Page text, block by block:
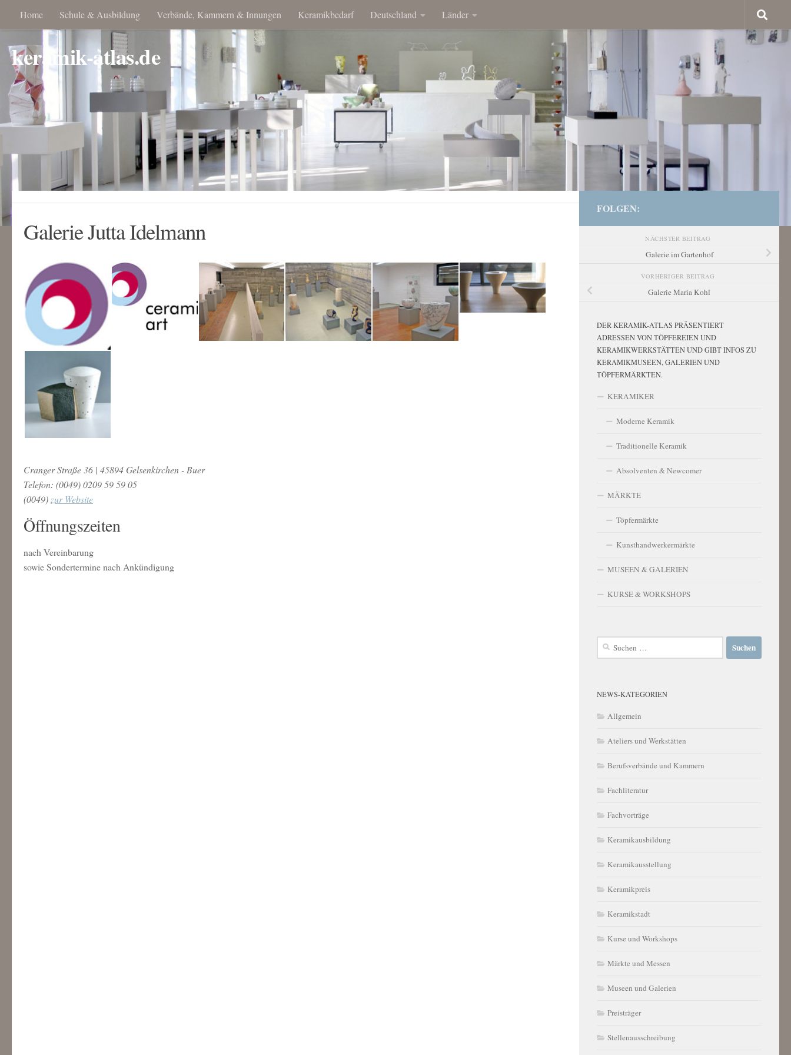
Home Schule & Ausbildung Verbände, Kammern & Innungen Keramikbedarf Deutschland Länder
keramik-atlas.de
Galerie Jutta Idelmann
Cranger Straße 36 | 45894 Gelsenkirchen - Buer
Telefon: (0049) 0209 59 59 05
(0049) zur Website
Öffnungszeiten
nach Vereinbarung
sowie Sondertermine nach Ankündigung
FOLGEN:
NÄCHSTER BEITRAG
Galerie im Gartenhof
VORHERIGER BEITRAG
Galerie Maria Kohl
DER KERAMIK-ATLAS PRÄSENTIERT
ADRESSEN VON TÖPFEREIEN UND
KERAMIKWERKSTÄTTEN UND GIBT INFOS ZU
KERAMIKMUSEEN, GALERIEN UND
TÖPFERMÄRKTEN.
KERAMIKER
Moderne Keramik
Traditionelle Keramik
Absolventen & Newcomer
MÄRKTE
Töpfermärkte
Kunsthandwerkermärkte
MUSEEN & GALERIEN
KURSE & WORKSHOPS
Suchen
NEWS-KATEGORIEN
Allgemein
Ateliers und Werkstätten
Berufsverbände und Kammern
Fachliteratur
Fachvorträge
Keramikausbildung
Keramikausstellung
Keramikpreis
Keramikstadt
Kurse und Workshops
Märkte und Messen
Museen und Galerien
Preisträger
Stellenausschreibung